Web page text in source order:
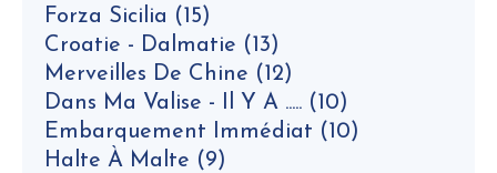
Forza Sicilia (15)
Croatie - Dalmatie (13)
Merveilles De Chine (12)
Dans Ma Valise - Il Y A ..... (10)
Embarquement Immédiat (10)
Halte À Malte (9)